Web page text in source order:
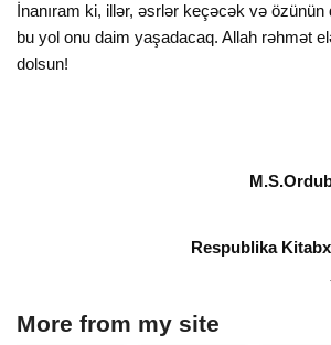
İnanıram ki, illər, əsrlər keçəcək və
bu yol onu daim yaşadacaq. Allah rəhmət
dolsun!
M.S.Ordubadi
Respublika
More from my site